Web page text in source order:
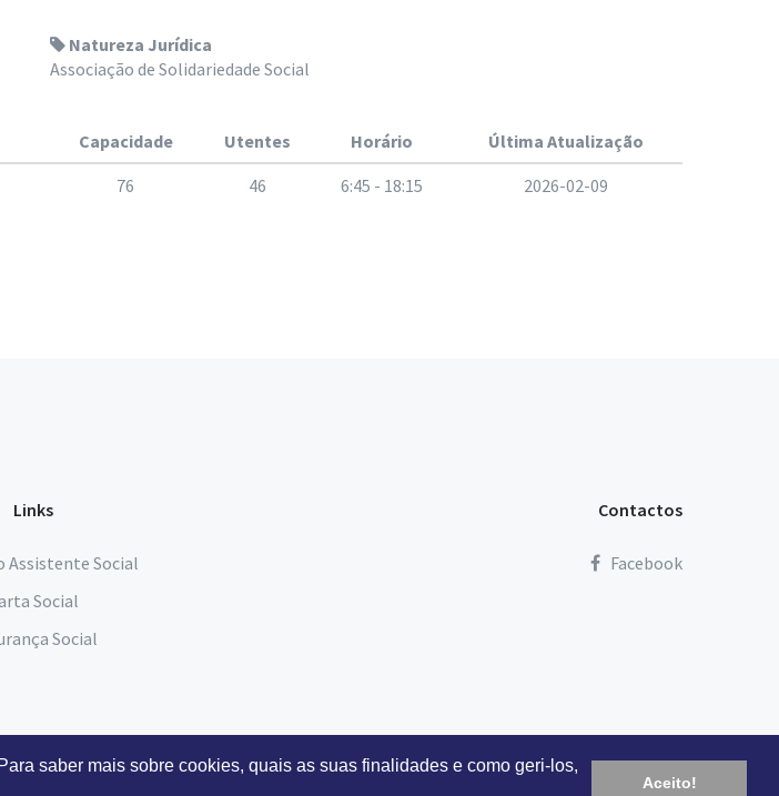
saber mais sobre cookies, quais as suas finalidades e como geri-los,
Aceito!
Natureza Jurídica
Associação de Solidariedade Social
Capacidade Utentes Horário
Última Atualização
76 46 6:45 - 18:15 2026-02-09
Links
Assistente Social
Social
Social
Contactos
Facebook